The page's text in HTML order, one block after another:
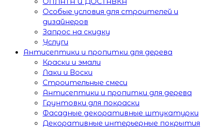
Особые условия для строителей и
дизайнеров
Запрос на скидку
Услуги
Антисептики и пропитки для дерева
Краски и эмали
Лаки и Воски
Строительные смеси
Антисептики и пропитки для дерева
Грунтовки для покраски
Фасадные декоративные штукатурки
Декоративные интерьерные покрытия